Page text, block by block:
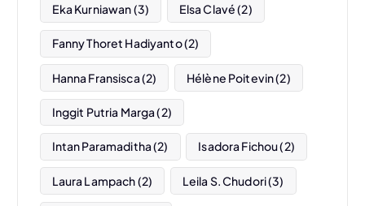
Eka Kurniawan(3) Elsa Clavé(2)
Fanny Thoret Hadiyanto(2)
Hanna Fransisca(2) Hélène Poitevin(2)
Inggit Putria Marga(2)
Intan Paramaditha(2) Isadora Fichou(2)
Laura Lampach(2) Leila S. Chudori(3)